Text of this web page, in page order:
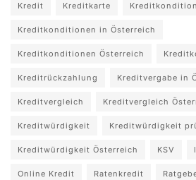
Kredit Kreditkarte
Kreditkonditionen in Österreich
Kreditkonditionen Österreich
Kreditrückzahlung Kreditvergabe in
Kreditvergleich Kreditvergleich
Kreditwürdigkeit Kreditwürdigkeit
Kreditwürdigkeit Österreich KSV
Online Kredit Ratenkredit